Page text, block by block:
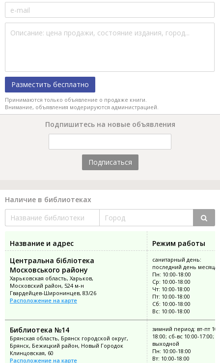
Разместить бесплатно
Принимаются только объявление о продаже книги.
Внимание, объявления модерируются администрацией.
Подпишитесь на новые объявления
Подписаться
Наличие в библиотеках
Название и адрес
Режим работы
Центральна бібліотека
Московського району
Харьковская область, Харьков,
Московский район, 524 м-н
Гвардейцев-Широнинцев, 83/26
Расположение на карте
санитарный день:
последний день месяца
Пн: 10:00-18:00
Ср: 10:00-18:00
Чт: 10:00-18:00
Пт: 10:00-18:00
Сб: 10:00-18:00
Вс: 10:00-18:00
Библиотека №14
Брянская область, Брянск городской округ,
Брянск, Бежицкий район, Новый Городок
Клинцовская, 60
Расположение на карте
зимний период: вт-пт
18:00; сб-вс 10:00-17:00;
выходной
Пн: 10:00-18:00
Вт: 10:00-18:00